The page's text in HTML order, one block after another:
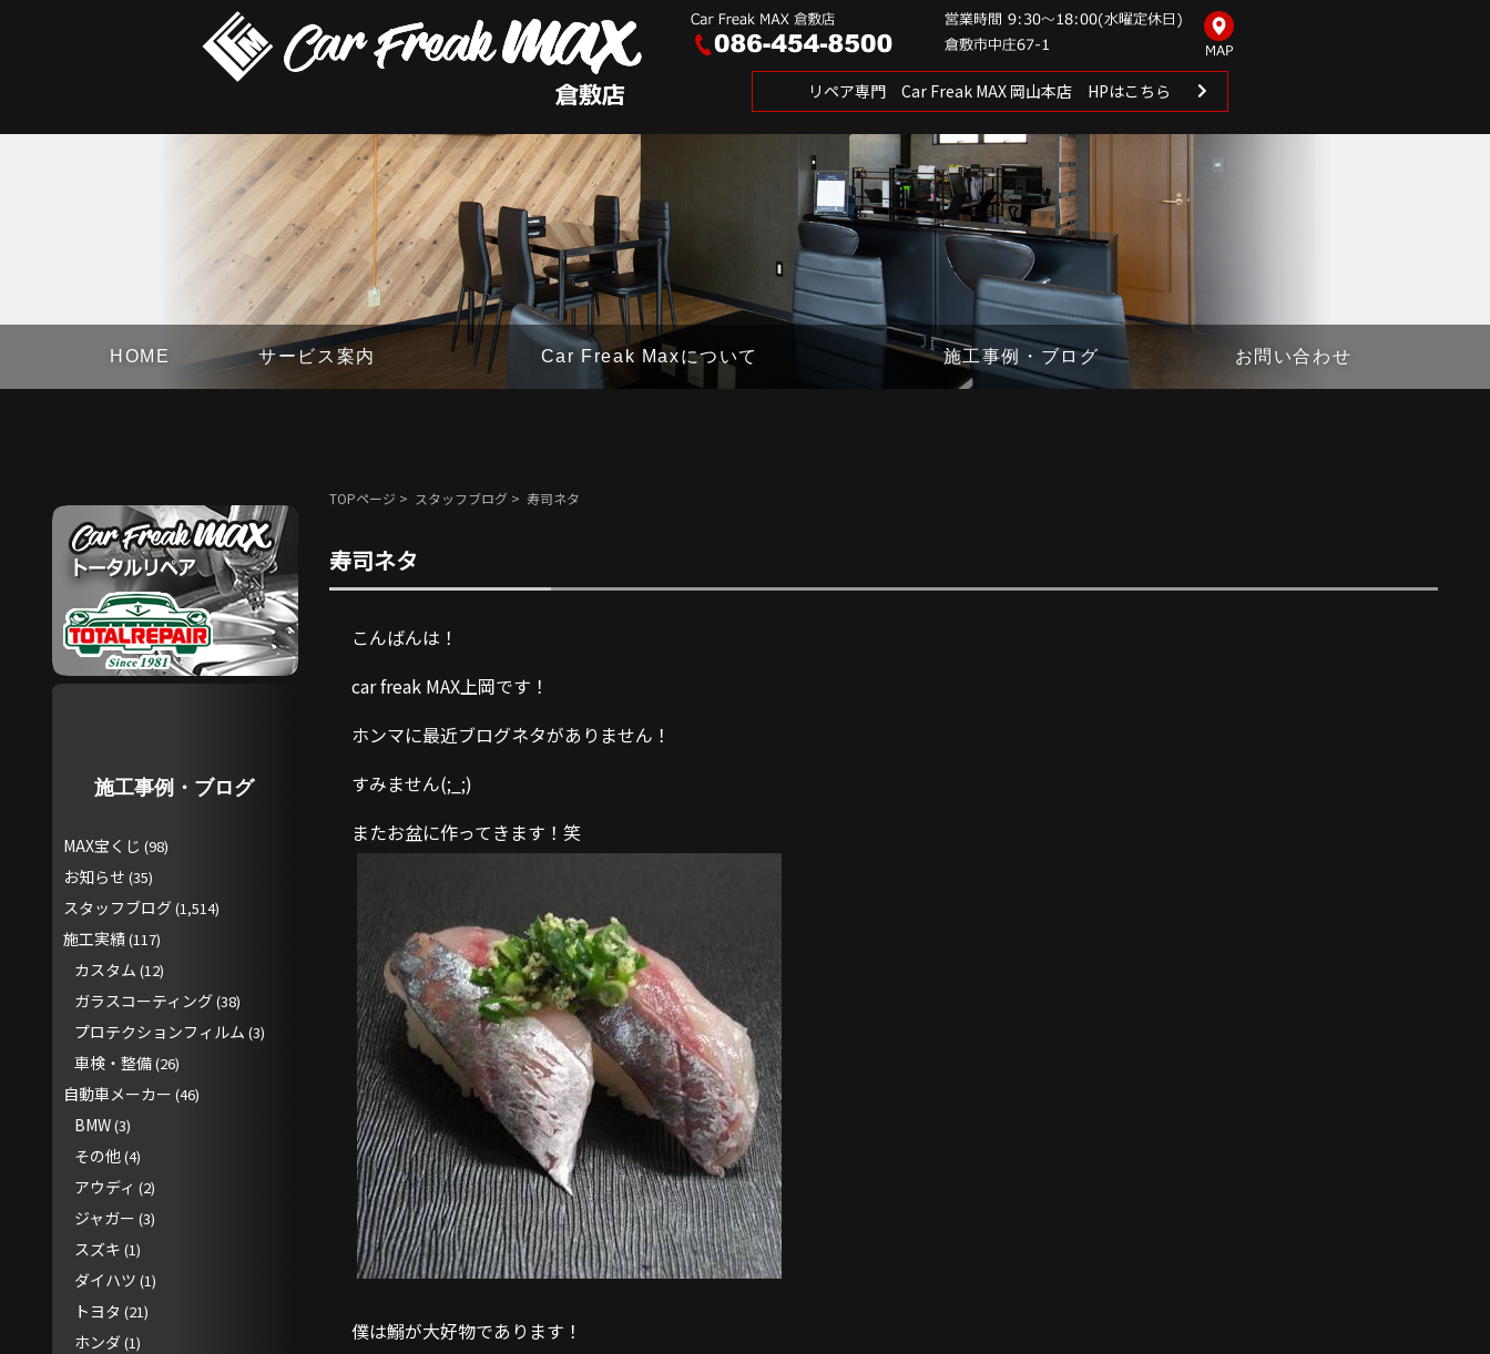
リペア専門 Car Freak MAX 岡山本店 HPはこちら
HOME サービス案内 Car Freak Maxについて 施工事例・ブログ お問い合わせ
TOPページ > スタッフブログ > 寿司ネタ
寿司ネタ
こんばんは！
car freak MAX上岡です！
ホンマに最近ブログネタがありません！
すみません(;_;)
またお盆に作ってきます！笑
僕は鰯が大好物であります！
施工事例・ブログ
MAX宝くじ (98)
お知らせ (35)
スタッフブログ(1,514)
施工実績(117)
カスタム (12)
ガラスコーティング(38)
プロテクションフィルム (3)
車検・整備(26)
自動車メーカー (46)
BMW(3)
その他(4)
アウディ (2)
ジャガー (3)
スズキ (1)
ダイハツ (1)
トヨタ (21)
ホンダ (1)